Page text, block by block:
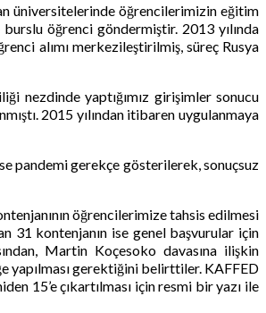
üniversitelerinde öğrencilerimizin eğitim
öğrenci göndermiştir. 2013 yılında
alımı merkezileştirilmiş, süreç Rusya
nezdinde yaptığımız girişimler sonucu
2015 yılından itibaren uygulanmaya
pandemi gerekçe gösterilerek, sonuçsuz
öğrencilerimize tahsis edilmesi
31 kontenjanın ise genel başvurular için
Martin Koçesoko davasına ilişkin
yapılması gerektiğini belirttiler. KAFFED
15’e çıkartılması için resmi bir yazı ile